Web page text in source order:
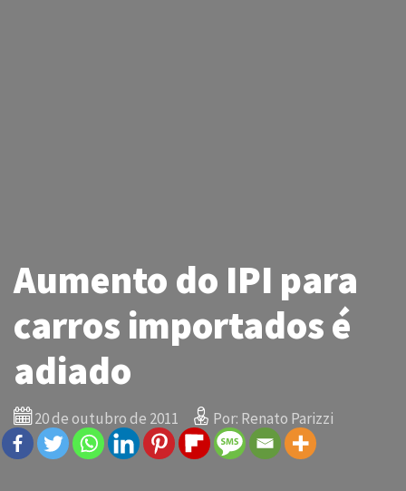
Aumento do IPI para
carros importados é
adiado
20 de outubro de 2011 Por: Renato Parizzi